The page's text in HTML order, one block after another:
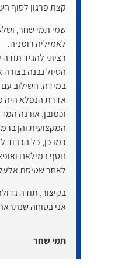
קצת פרגון לסוף
שמי תמי שחר,
לאמיליה רומניה.
רציתי להגיד תודה
הטיול נבנה בצורה
במידה. השילוב עם
אדרת הנפלא היה
וכמובן, אורנה
המקצועית והן
כמו כן, כל הכבוד
נוסף במילאנו
לאחר שטיסת
בקיצור, תודה
אני בטוחה
תמי שחר